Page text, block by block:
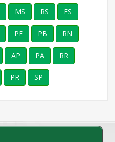
MS RS ES
PE PB RN
AP PA RR
PR SP